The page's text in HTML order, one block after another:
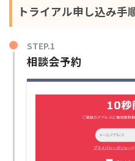
トライアル申し込み手
STEP.1
相談会予約